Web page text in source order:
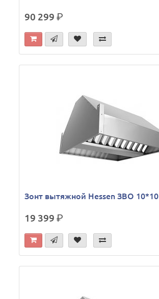
90 299р.
Зонт вытяжной Hessen ЗВО 10*10
19 399р.